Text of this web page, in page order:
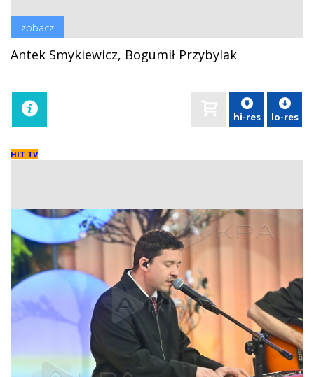
zobacz
Antek Smykiewicz, Bogumił Przybylak
hi-res lo-res
HIT TV